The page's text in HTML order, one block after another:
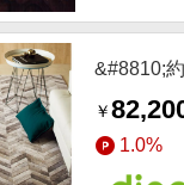
&#8810;
￥
1.0%